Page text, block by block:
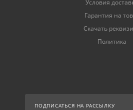
Условия
Гарантия на
Скачать
Политика
ПОДПИСАТЬСЯ НА РАССЫЛКУ